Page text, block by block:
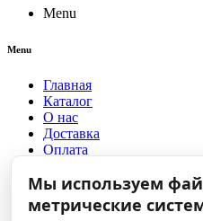
Menu
Menu
Главная
Каталог
О нас
Доставка
Оплата
Сервис центр УАЗ
Контакты
Мы используем
метрические